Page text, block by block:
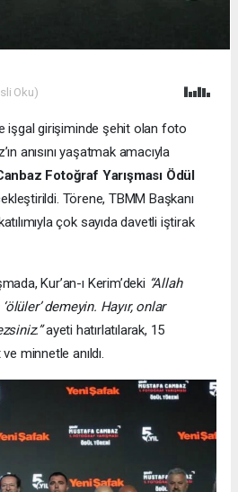
Oku)
işgal girişiminde şehit olan foto
anısını yaşatmak amacıyla
Fotoğraf Yarışması Ödül
Törene, TBMM Başkanı
çok sayıda davetli iştirak
Kur’an-ı Kerim’deki “Allah
demeyin. Hayır, onlar
ayeti hatırlatılarak, 15
minnetle anıldı.